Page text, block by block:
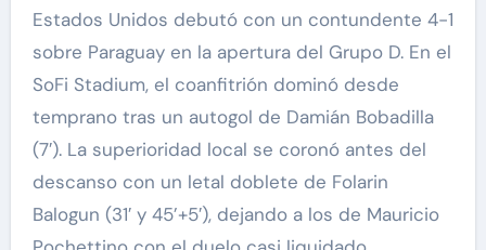
Estados Unidos debutó con un contundente 4-1
sobre Paraguay en la apertura del Grupo D. En el
SoFi Stadium, el coanfitrión dominó desde
temprano tras un autogol de Damián Bobadilla
(7′). La superioridad local se coronó antes del
descanso con un letal doblete de Folarin
Balogun (31′ y 45’+5′), dejando a los de Mauricio